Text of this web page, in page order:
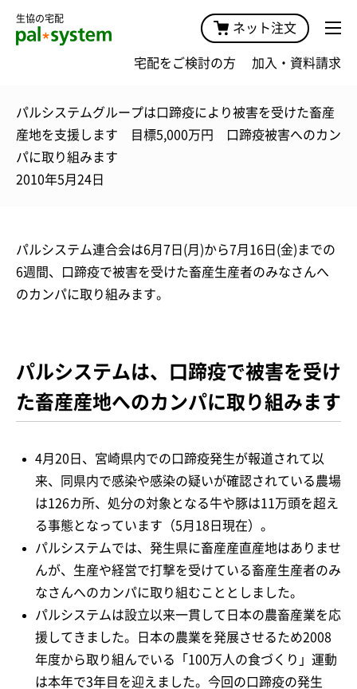
生協の宅配
ネット注文
宅配をご検討の方 加入・資料請求
パルシステムグループは口蹄疫により被害を受けた畜産
産地を支援します 目標5,000万円 口蹄疫被害へのカン
パに取り組みます
2010年5月24日
パルシステム連合会は6月7日(月)から7月16日(金)までの
6週間、口蹄疫で被害を受けた畜産生産者のみなさんへ
のカンパに取り組みます。
パルシステムは、口蹄疫で被害を受け
た畜産産地へのカンパに取り組みます
4月20日、宮崎県内での口蹄疫発生が報道されて以
来、同県内で感染や感染の疑いが確認されている農場
は126カ所、処分の対象となる牛や豚は11万頭を超え
る事態となっています（5月18日現在）。
パルシステムでは、発生県に畜産産直産地はありませ
んが、生産や経営で打撃を受けている畜産生産者のみ
なさんへのカンパに取り組むこととしました。
パルシステムは設立以来一貫して日本の農畜産業を応
援してきました。日本の農業を発展させるため2008
年度から取り組んでいる「100万人の食づくり」運動
は本年で3年目を迎えました。今回の口蹄疫の発生